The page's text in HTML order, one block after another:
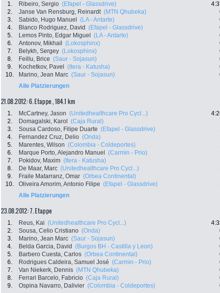
1. Ribeiro, Sergio (Efapel - Glassdrive)
2.
Janse Van Rensburg, Reinardt (MTN Qhubeka)
3.
Sabido, Hugo Manuel (LA - Antarte)
4.
Blanco Rodriguez, David (Efapel - Glassdrive)
5.
Lemos Pinto, Edgar Miguel (LA - Antarte)
6.
Antonov, Mikhail (Lokosphinx)
7.
Belykh, Sergey (Lokosphinx)
8.
Feillu, Brice (Saur - Sojasun)
9.
Kochetkov, Pavel (Itera - Katusha)
10.
Marino, Jean Marc (Saur - Sojasun)
Alle Platzierungen
21.08.2012: 6. Etappe , 184.1 km
1. McCartney, Jason (Unitedhealthcare Pro Cycl...)
2.
Domagalski, Karol (Caja Rural)
3.
Sousa Cardoso, Filipe Duarte (Efapel - Glassdrive)
4.
Fernandez Cruz, Delio (Onda)
5.
Marentes, Wilson (Colombia - Coldeportes)
6.
Marque Porto, Alejandro Manuel (Carmin - Prio)
7.
Pokidov, Maxim (Itera - Katusha)
8.
De Maar, Marc (Unitedhealthcare Pro Cycl...)
9.
Fraile Matarranz, Omar (Orbea Continental)
10.
Oliveira Amorim, Antonio Filipe (Efapel - Glassdrive)
Alle Platzierungen
23.08.2012: 7. Etappe
1. Reus, Kai (Unitedhealthcare Pro Cycl...)
2.
Sousa, Celio Cristiano (Onda)
3.
Marino, Jean Marc (Saur - Sojasun)
4.
Belda Garcia, David (Burgos BH - Castilla y Leon)
5.
Barbero Cuesta, Carlos (Orbea Continental)
6.
Rodrigues Caldeira, Samuel José (Carmin - Prio)
7.
Van Niekerk, Dennis (MTN Qhubeka)
8.
Ferrari Barcelo, Fabricio (Caja Rural)
9.
Ospina Navarro, Dalivier (Colombia - Coldeportes)